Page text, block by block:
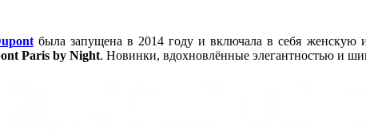
была запущена в 2014 году и включала в себя женскую
Paris by Night. Новинки, вдохновлённые элегантностью и